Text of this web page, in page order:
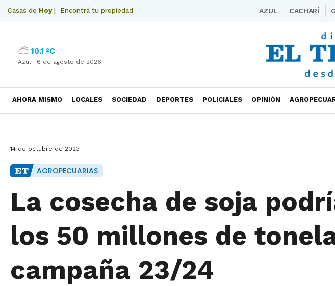
Casas de Hoy| Encontrá tu propiedad AZUL CACHARÍ
10.1 ºC
Azul | 6 de agosto de 2026
AHORA MISMO LOCALES SOCIEDAD DEPORTES POLICIALES OPINIÓN
14 de octubre de 2023
AGROPECUARIAS
La cosecha de soja
los 50 millones de
campaña 23/24